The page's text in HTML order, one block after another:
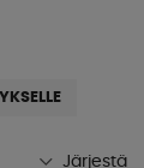
Järjestä